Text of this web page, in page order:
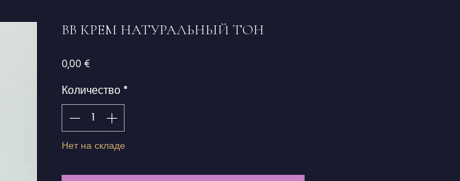
ВВ КРЕМ НАТУРАЛЬНЫЙ ТОН
0,00 €
Количество *
Нет на складе